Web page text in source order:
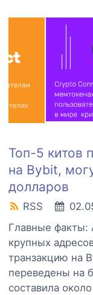
Топ-5 китов
на Bybit,
долларов
RSS
Главные факты:
крупных
транзакцию на
переведены на
составила